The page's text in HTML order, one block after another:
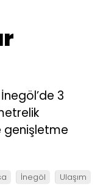
3
genişletme
İnegöl Ulaşım